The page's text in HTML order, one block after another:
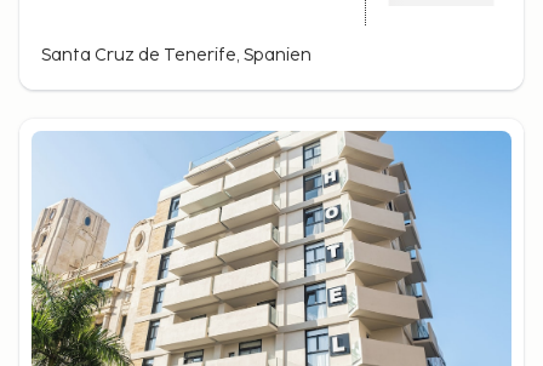
Santa Cruz de Tenerife, Spanien